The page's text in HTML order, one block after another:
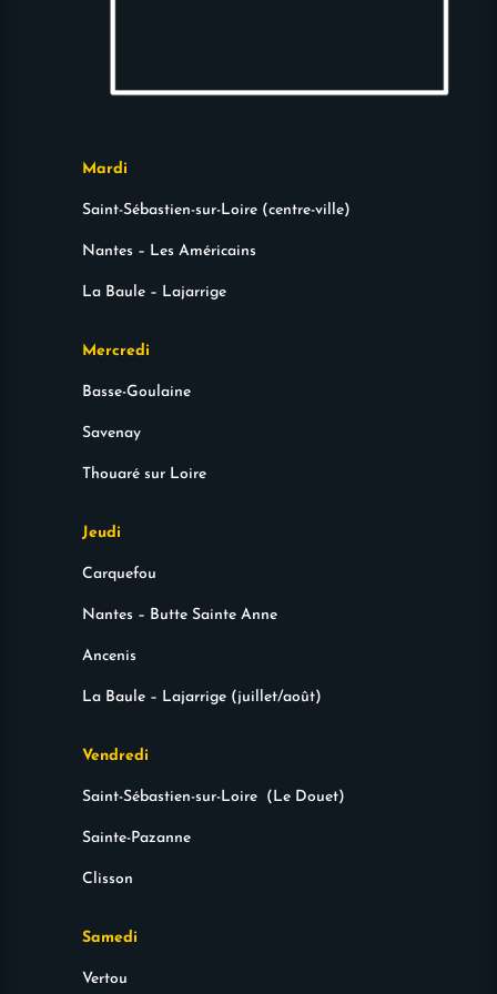
Mardi
Saint-Sébastien-sur-Loire (centre-ville)
Nantes – Les Américains
La Baule – Lajarrige
Mercredi
Basse-Goulaine
Savenay
Thouaré sur Loire
Jeudi
Carquefou
Nantes – Butte Sainte Anne
Ancenis
La Baule – Lajarrige (juillet/août)
Vendredi
Saint-Sébastien-sur-Loire (Le Douet)
Sainte-Pazanne
Clisson
Samedi
Vertou